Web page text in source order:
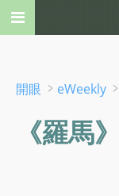
開眼 ﹥ eWeekly
《羅馬